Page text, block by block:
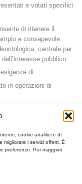
cookie analitici e di
migliorare i servizi offerti. È
preferenze. Per maggiori
e votati specifici
di ritenere il
e consapevole
centrale per
pubblico.
di:
in operazioni di
di legge;
dei Consigli /
e intellettuale dei
Consiglio Nazionale